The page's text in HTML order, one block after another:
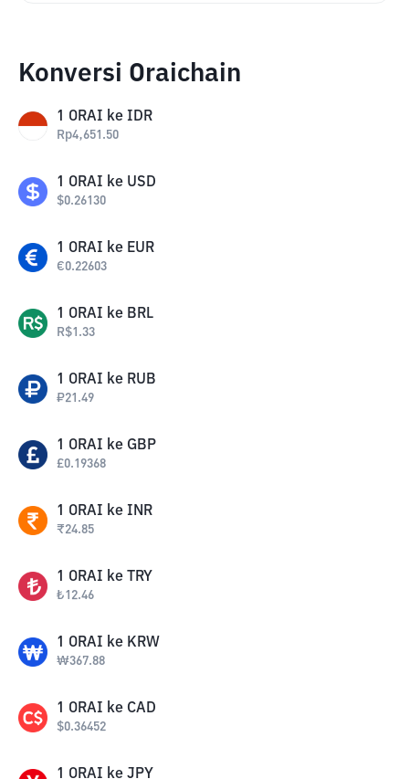
Konversi Oraichain
1 ORAI ke IDR
Rp4,651.50
1 ORAI ke USD
$0.26130
1 ORAI ke EUR
€0.22603
1 ORAI ke BRL
R$1.33
1 ORAI ke RUB
₽21.49
1 ORAI ke GBP
£0.19368
1 ORAI ke INR
₹24.85
1 ORAI ke TRY
₺12.46
1 ORAI ke KRW
₩367.88
1 ORAI ke CAD
$0.36452
1 ORAI ke JPY